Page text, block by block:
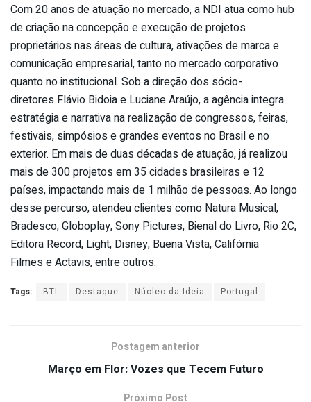
Com 20 anos de atuação no mercado, a NDI atua como hub
de criação na concepção e execução de projetos
proprietários nas áreas de cultura, ativações de marca e
comunicação empresarial, tanto no mercado corporativo
quanto no institucional. Sob a direção dos sócio-
diretores Flávio Bidoia e Luciane Araújo, a agência integra
estratégia e narrativa na realização de congressos, feiras,
festivais, simpósios e grandes eventos no Brasil e no
exterior. Em mais de duas décadas de atuação, já realizou
mais de 300 projetos em 35 cidades brasileiras e 12
países, impactando mais de 1 milhão de pessoas. Ao longo
desse percurso, atendeu clientes como Natura Musical,
Bradesco, Globoplay, Sony Pictures, Bienal do Livro, Rio 2C,
Editora Record, Light, Disney, Buena Vista, Califórnia
Filmes e Actavis, entre outros.
Tags: BTL Destaque Núcleo da Ideia Portugal
Postagem anterior
Março em Flor: Vozes que Tecem Futuro
Próximo Post